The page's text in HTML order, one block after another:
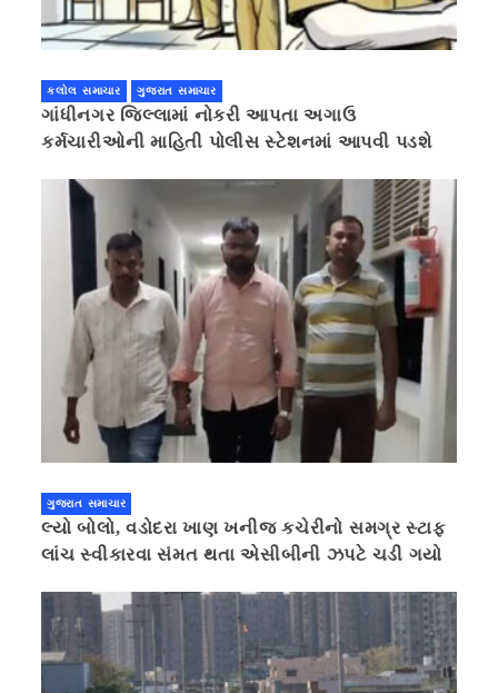
કલોલ સમાચાર ગુજરાત સમાચાર
ગાંધીનગર જિલ્લામાં નોકરી આપતા અગાઉ
કર્મચારીઓની માહિતી પોલીસ સ્ટેશનમાં આપવી પડશે
ગુજરાત સમાચાર
લ્યો બોલો, વડોદરા ખાણ ખનીજ કચેરીનો સમગ્ર સ્ટાફ
લાંચ સ્વીકારવા સંમત થતા એસીબીની ઝપટે ચડી ગયો